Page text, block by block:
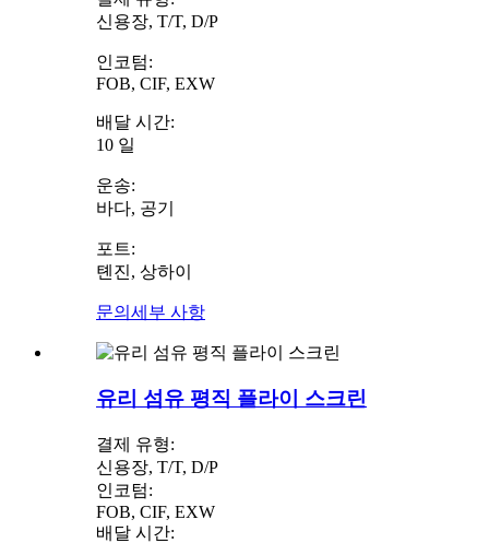
신용장, T/T, D/P
인코텀:
FOB, CIF, EXW
배달 시간:
10 일
운송:
바다, 공기
포트:
톈진, 상하이
문의 세부 사항
유리 섬유 평직 플라이 스크린
결제 유형:
신용장, T/T, D/P
인코텀:
FOB, CIF, EXW
배달 시간: